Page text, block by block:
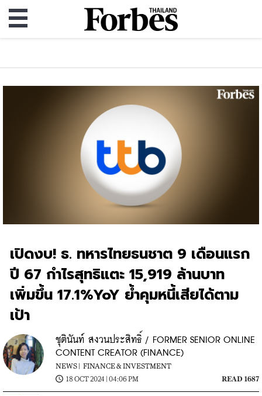
เปิดงบ! ธ. ทหารไทยธนชาต 9 เดือนแรก
ปี 67 กำไรสุทธิแตะ 15,919 ล้านบาท
เพิ่มขึ้น 17.1%YoY ย้ำคุมหนี้เสียได้ตาม
เป้า
ชุตินันท์ สงวนประสิทธิ์ / FORMER SENIOR ONLINE
CONTENT CREATOR (FINANCE)
NEWS | FINANCE & INVESTMENT
18 OCT 2024 | 04:06 PM
READ 1687